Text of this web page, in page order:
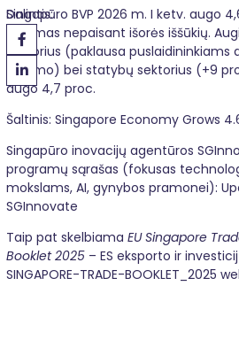
Dalintis:
Singapūro BVP 2026 m. I ketv. augo
augimas nepaisant išorės iššūkių.
sektorius (paklausa puslaidininkiams
augimo) bei statybų sektorius (+9
augo 4,7 proc.
Šaltinis: Singapore Economy Grows
Singapūro inovacijų agentūros
programų sąrašas (fokusas
mokslams, AI, gynybos pramonei):
SGInnovate
Taip pat skelbiama EU Singapore
Booklet 2025 – ES eksporto ir
SINGAPORE-TRADE-BOOKLET_2025